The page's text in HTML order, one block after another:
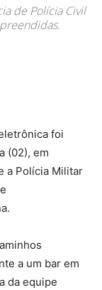
de Polícia Civil
foi
(02), em
a Polícia Militar
a um bar em
da equipe